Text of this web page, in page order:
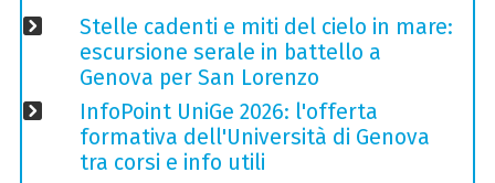
Stelle cadenti e miti del cielo in mare:
escursione serale in battello a
Genova per San Lorenzo
InfoPoint UniGe 2026: l'offerta
formativa dell'Università di Genova
tra corsi e info utili